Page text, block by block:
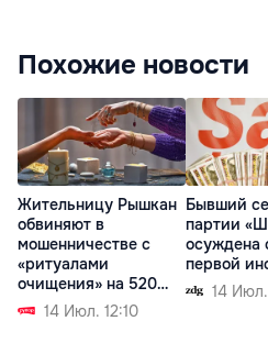
Похожие новости
Жительницу Рышкан
обвиняют в
мошенничестве с
«ритуалами
очищения» на 520
тысяч леев
14 Июл. 12:10
Бывший
партии
осуждена
первой
14